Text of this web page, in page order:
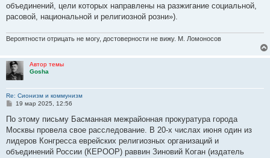
объединений, цели которых направлены на разжигание социальной,
расовой, национальной и религиозной розни»).
Вероятности отрицать не могу, достоверности не вижу. М. Ломоносов
Автор темы
Gosha
Re: Сионизм и коммунизм
С
о
щ
е
н
и
19 мар 2025, 12:56
По этому письму Басманная межрайонная прокуратура города
Москвы провела свое расследование. В 20-х числах июня один из
лидеров Конгресса еврейских религиозных организаций и
объединений России (КЕРООР) раввин Зиновий Коган (издатель